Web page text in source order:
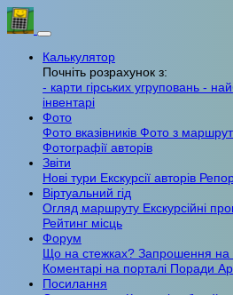
Калькулятор
Почніть розрахунок з:
- карти гірських угруповань -
інвентарі
Фото
Фото вказівників Фото з
Фотографії авторів
Звіти
Нові тури Екскурсії авторів
Віртуальний гід
Огляд маршруту Екскурсійні
Рейтинг місць
Форум
Що на стежках? Запрошення на
Коментарі на порталі Поради
Посилання